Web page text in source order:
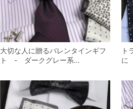
大切な人に贈るバレンタインギフ
ト - ダークグレー系…
ト
に